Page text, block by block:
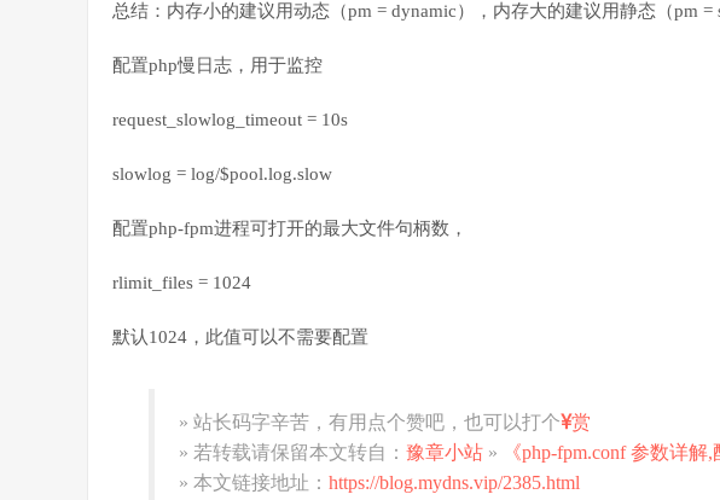
总结：内存小的建议用动态（pm = dynamic），内存大的建议用静态（pm =
配置php慢日志，用于监控
request_slowlog_timeout = 10s
slowlog = log/$pool.log.slow
配置php-fpm进程可打开的最大文件句柄数，
rlimit_files = 1024
默认1024，此值可以不需要配置
» 站长码字辛苦，有用点个赞吧，也可以打个 赏
» 若转载请保留本文转自： 豫章小站 »
《php-fpm.conf 参数详解
» 本文链接地址： https://blog.mydns.vip/2385.html